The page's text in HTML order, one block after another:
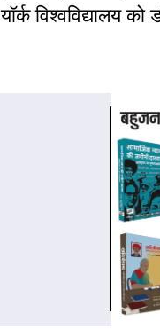
विश्वविद्यालय को